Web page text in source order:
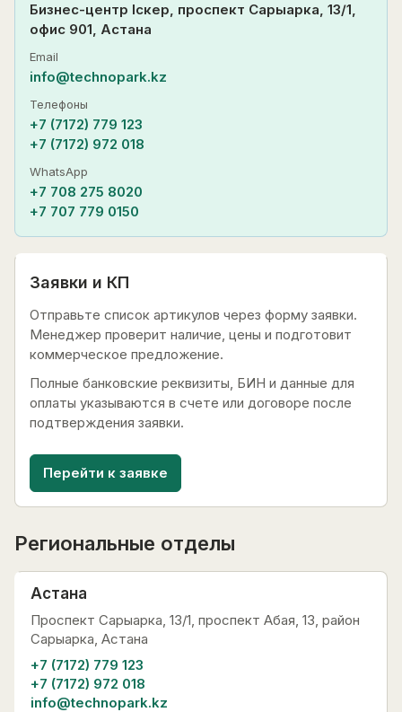
Бизнес-центр Іскер, проспект Сарыарка, 13/1,
офис 901, Астана
Email
info@technopark.kz
Телефоны
+7 (7172) 779 123
+7 (7172) 972 018
WhatsApp
+7 708 275 8020
+7 707 779 0150
Заявки и КП
Отправьте список артикулов через форму заявки.
Менеджер проверит наличие, цены и подготовит
коммерческое предложение.
Полные банковские реквизиты, БИН и данные для
оплаты указываются в счете или договоре после
подтверждения заявки.
Перейти к заявке
Региональные отделы
Астана
Проспект Сарыарка, 13/1, проспект Абая, 13, район
Сарыарка, Астана
+7 (7172) 779 123
+7 (7172) 972 018
info@technopark.kz